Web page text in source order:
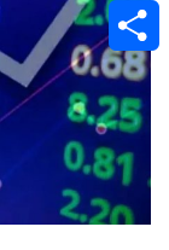
S
h
a
r